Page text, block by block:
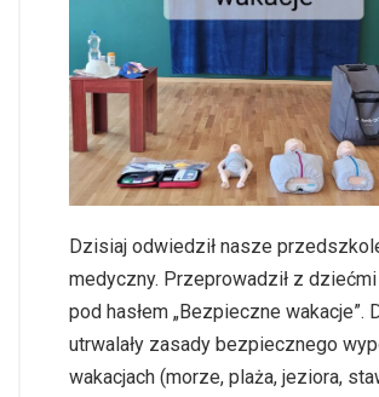
Dzisiaj odwiedził nasze
medyczny. Przeprowadził z
pod hasłem „Bezpieczne wakacje”.
utrwalały zasady bezpiecznego
wakacjach (morze, plaża, jeziora,